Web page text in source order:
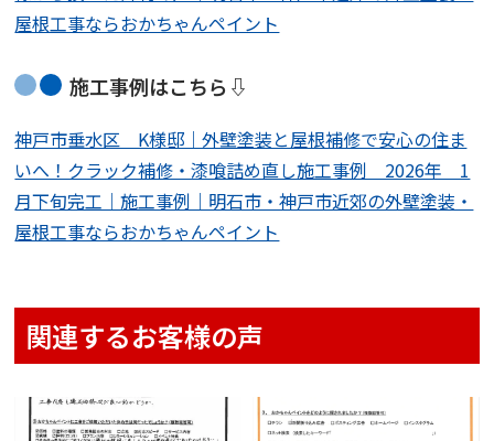
屋根工事ならおかちゃんペイント
施工事例はこちら⇩
神戸市垂水区 K様邸｜外壁塗装と屋根補修で安心の住ま
いへ！クラック補修・漆喰詰め直し施工事例 2026年 1
月下旬完工｜施工事例｜明石市・神戸市近郊の外壁塗装・
屋根工事ならおかちゃんペイント
関連するお客様の声